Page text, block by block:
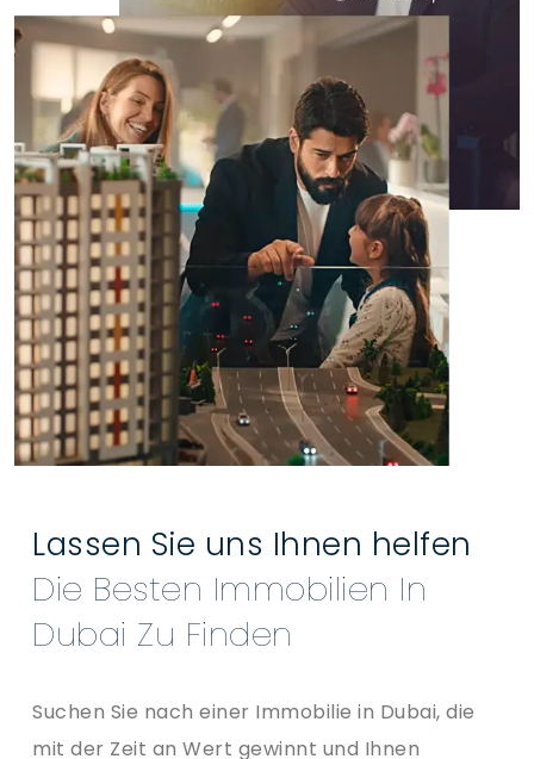
Lassen Sie uns Ihnen helfen
Die Besten Immobilien In
Dubai Zu Finden
Suchen Sie nach einer Immobilie in Dubai, die
mit der Zeit an Wert gewinnt und Ihnen